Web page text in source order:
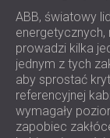
KLUBÓW
USA
ABB, światowy
prowadzi kilka
jednym z tych
aby sprostać
referencyjnej
wymagały
zapobiec